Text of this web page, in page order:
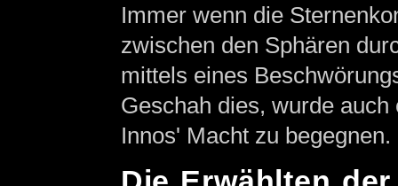
Immer wenn die
zwischen den Sphären
mittels eines
Geschah dies, wurde
Innos' Macht zu begegnen.